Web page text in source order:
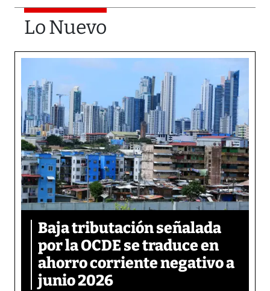
Lo Nuevo
Baja tributación señalada
por la OCDE se traduce en
ahorro corriente negativo a
junio 2026